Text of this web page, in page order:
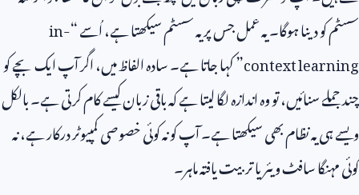
سسٹم کو دینا ہوگا۔ یہ عمل جس پر یہ سسٹم سیکھتا ہے، اُسے “in-
context learning” کہا جاتا ہے۔ سادہ الفاظ میں، اگر آپ ایک بچے کو
چند جملے سنائیں، تو وہ اندازہ لگا لیتا ہے کہ باقی زبان کیسے کام کرتی ہے۔ بالکل
ویسے ہی یہ نظام بھی سیکھتا ہے۔ آپ کو نہ کوئی خصوصی کمپیوٹر درکار ہے، نہ
کوئی مہنگا سافٹ ویئر یا تربیت یافتہ ماہر۔